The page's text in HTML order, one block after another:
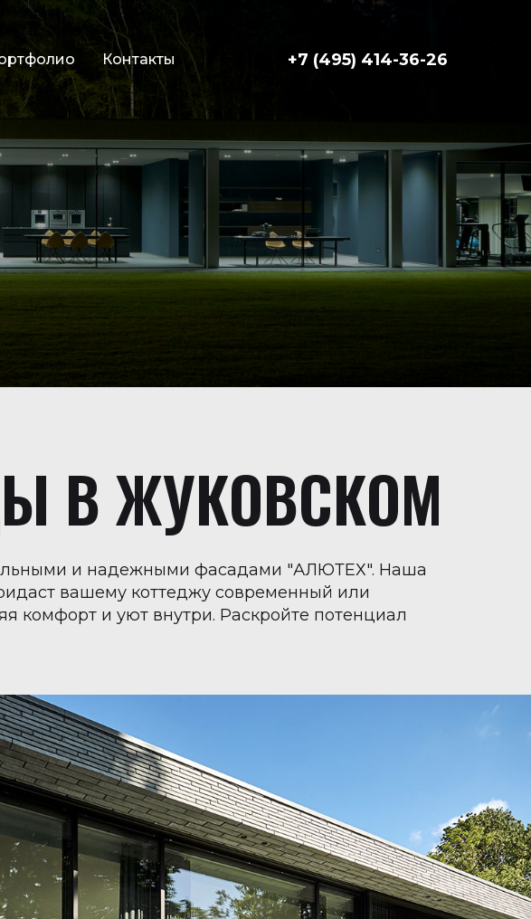
Контакты +7 (495) 414-36-26
В ЖУКОВСКОМ
и надежными фасадами "АЛЮТЕХ". Наша
вашему коттеджу современный или
комфорт и уют внутри. Раскройте потенциал